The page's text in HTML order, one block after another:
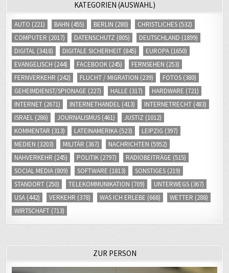
AUTO(221) BAHN(455) BERLIN(280) CHRISTLICHES(532)
COMPUTER
(2017) DATENSCHUTZ (805) DEUTSCHLAND(1899)
DIGITAL (3418) DIGITALE SICHERHEIT(845) EUROPA(1650)
EVANGELISCH (244) FACEBOOK(245) FERNSEHEN(253)
FERNVERKEHR(242) FLUCHT / MIGRATION(239) FOTOS
GEHEIMDIENST/SPIONAGE(227) HALLE (317) HARDWARE(721)
INTERNET(2671) INTERNETHANDEL(413) INTERNETRECHT(483)
ISRAEL(286) JOURNALISMUS(461) JUSTIZ
(1012)
KOMMENTAR
(313) LATEINAMERIKA (523) LEIPZIG
MEDIEN(3203) MILITÄR(367) NACHRICHTEN(5952)
NAHVERKEHR(245) POLITIK (2797) RADIOBEITRÄGE
SOCIAL MEDIA (809) SOFTWARE(1813) SONSTIGES(219)
STANDORT(250) TELEKOMMUNIKATION (709) UNTERWEGS
USA(442) VERKEHR(378) WAS ICH ERLEBE (668) WETTER(288)
WIRTSCHAFT(713)